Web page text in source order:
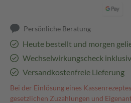
Persönliche Beratung
Heute bestellt und morgen
Wechselwirkungscheck
Versandkostenfreie Lieferung
Bei der Einlösung eines
gesetzlichen Zuzahlungen und